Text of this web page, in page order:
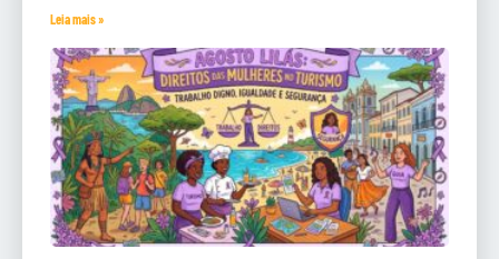
Leia mais »